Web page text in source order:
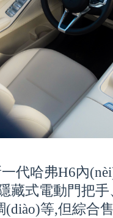
代哈弗H6內
藏式電動門把手
(diào)等,但綜合售